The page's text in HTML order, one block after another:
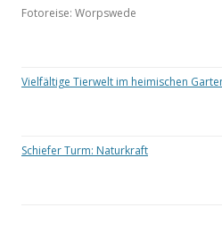
Fotoreise: Worpswede
Vielfältige Tierwelt im heimischen
Schiefer Turm: Naturkraft